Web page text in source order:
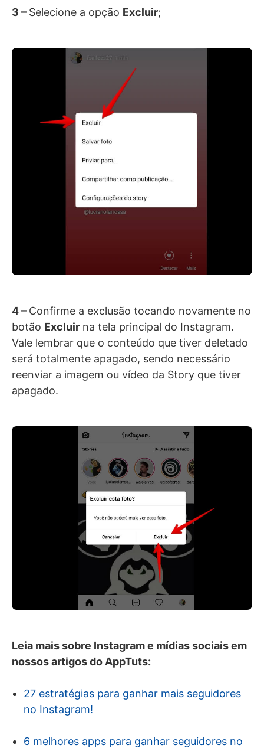
3 – Selecione a opção Excluir;
4 – Confirme a exclusão tocando novamente no
botão Excluir na tela principal do Instagram.
Vale lembrar que o conteúdo que tiver deletado
será totalmente apagado, sendo necessário
reenviar a imagem ou vídeo da Story que tiver
apagado.
Leia mais sobre Instagram e mídias sociais em
nossos artigos do AppTuts:
27 estratégias para ganhar mais seguidores
no Instagram!
6 melhores apps para ganhar seguidores no